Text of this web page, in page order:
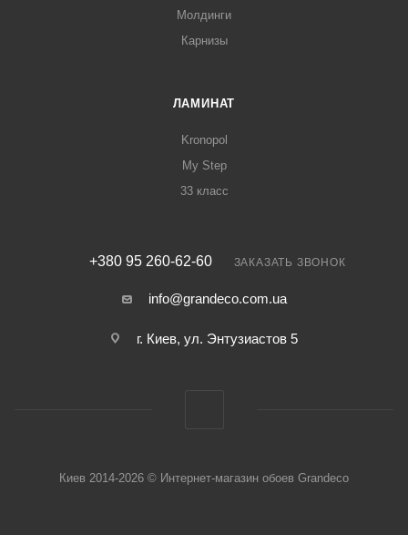
Молдинги
Карнизы
ЛАМИНАТ
Kronopol
My Step
33 класс
+380 95 260-62-60 ЗАКАЗАТЬ ЗВОНОК
info@grandeco.com.ua
г. Киев, ул. Энтузиастов 5
Киев 2014-2026 © Интернет-магазин обоев Grandeco